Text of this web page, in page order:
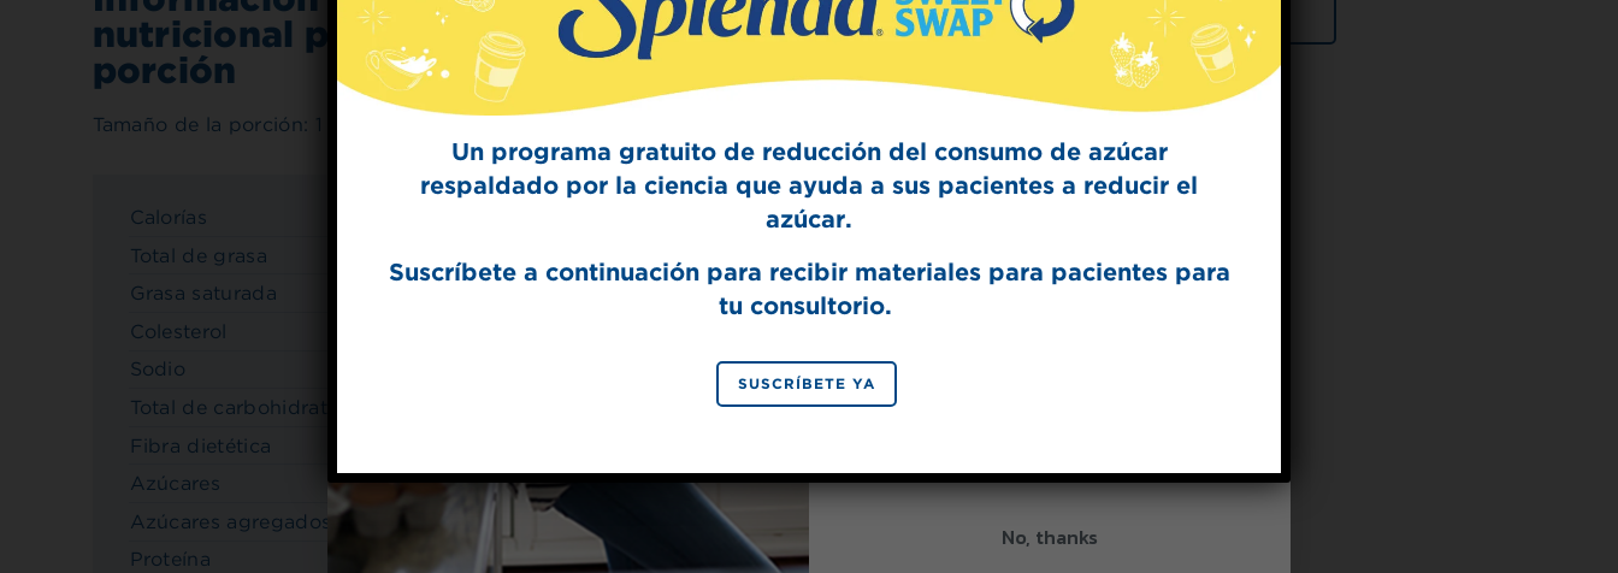
nutricional por
porción
Tamaño de la porción: 1 galletas
Calorías
Total de grasa
Grasa saturada
Colesterol
Sodio
Total de carbohidratos
Fibra dietética
Azúcares
0 g
Azúcares agregados
Proteína
1 g
VER PRODUCTO
Un programa gratuito de reducción del consumo de azúcar
respaldado por la ciencia que ayuda a sus pacientes a reducir el
azúcar.
Suscríbete a continuación para recibir materiales para pacientes para
tu consultorio.
SUSCRÍBETE YA
Sign Up for
The Sweet Dish
Splenda test kitchen.
No, thanks